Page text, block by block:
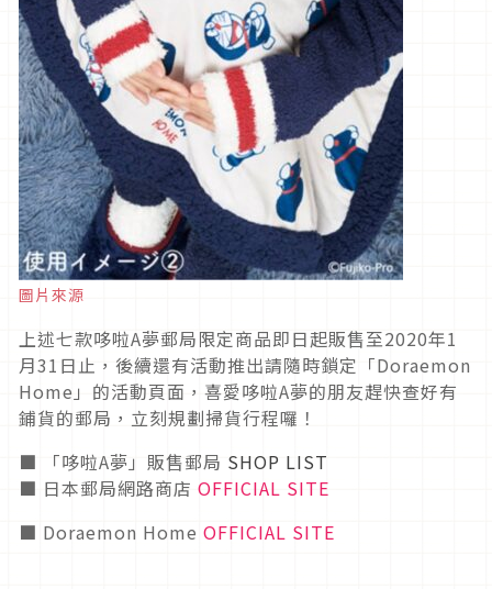
圖片來源
上述七款哆啦A夢郵局限定商品即日起販售至2020年1
月31日止，後續還有活動推出請隨時鎖定「Doraemon
Home」的活動頁面，喜愛哆啦A夢的朋友趕快查好有
鋪貨的郵局，立刻規劃掃貨行程囉！
■ 「哆啦A夢」販售郵局 SHOP LIST
■ 日本郵局網路商店 OFFICIAL SITE
■ Doraemon Home OFFICIAL SITE